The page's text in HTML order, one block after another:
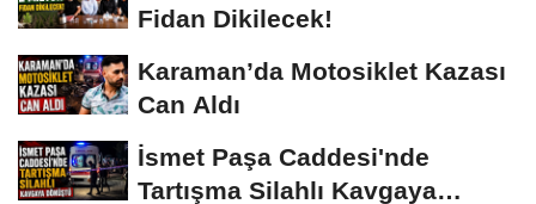
Fidan Dikilecek!
Karaman’da Motosiklet Kazası
Can Aldı
İsmet Paşa Caddesi'nde
Tartışma Silahlı Kavgaya